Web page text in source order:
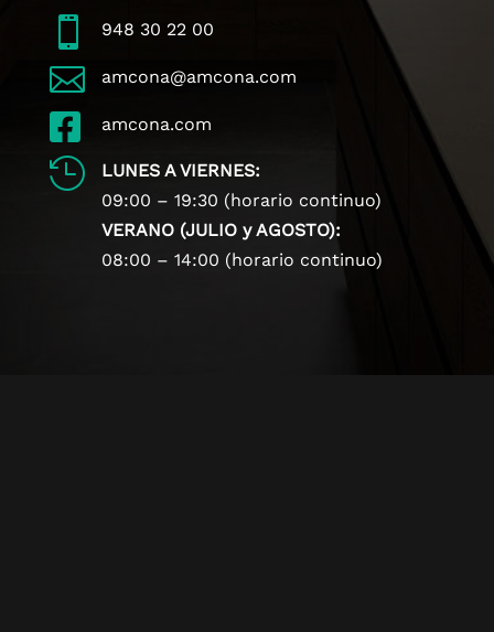
 948 30 22 00
 amcona@amcona.com
 amcona.com

LUNES A VIERNES:
09:00 – 19:30 (horario continuo)
VERANO (JULIO y AGOSTO):
08:00 – 14:00 (horario continuo)